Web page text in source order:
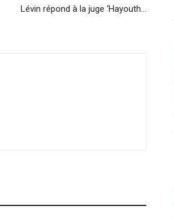
Lévin répond à la juge ‘Hayouth…